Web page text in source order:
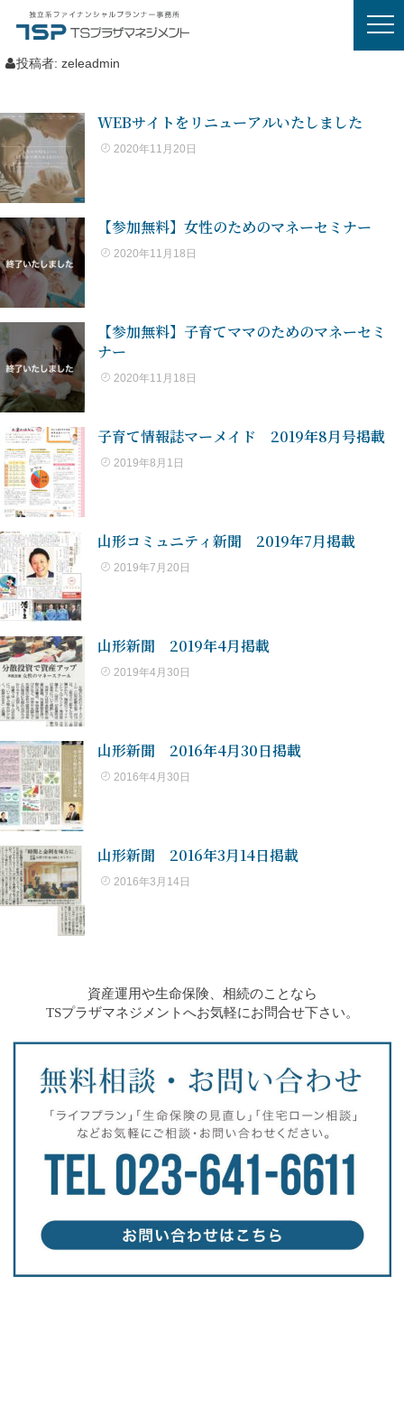
投稿者: zeleadmin
WEBサイトをリニューアルいたしました
2020年11月20日
【参加無料】女性のためのマネーセミナー
2020年11月18日
【参加無料】子育てママのためのマネーセミ
ナー
2020年11月18日
子育て情報誌マーメイド 2019年8月号掲載
2019年8月1日
山形コミュニティ新聞 2019年7月掲載
2019年7月20日
山形新聞 2019年4月掲載
2019年4月30日
山形新聞 2016年4月30日掲載
2016年4月30日
山形新聞 2016年3月14日掲載
2016年3月14日
資産運用や生命保険、相続のことなら
TSプラザマネジメントへお気軽にお問合せ下さい。